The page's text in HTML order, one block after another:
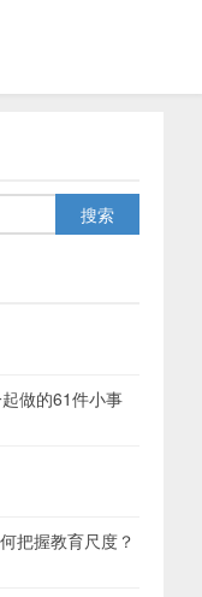
做的61件小事
把握教育尺度？